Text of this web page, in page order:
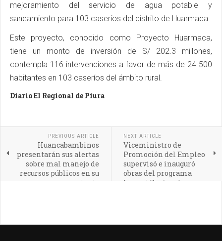
mejoramiento del servicio de agua potable y
saneamiento para 103 caseríos del distrito de Huarmaca.
Este proyecto, conocido como Proyecto Huarmaca,
tiene un monto de inversión de S/ 202.3 millones,
contempla 116 intervenciones a favor de más de 24 500
habitantes en 103 caseríos del ámbito rural.
Diario El Regional de Piura
PREVIOUS ARTICLE
Huancabambinos
presentarán sus alertas
sobre mal manejo de
recursos públicos en su
provincia
NEXT ARTICLE
Viceministro de
Promoción del Empleo
supervisó e inauguró
obras del programa
Lurawi Perú en la